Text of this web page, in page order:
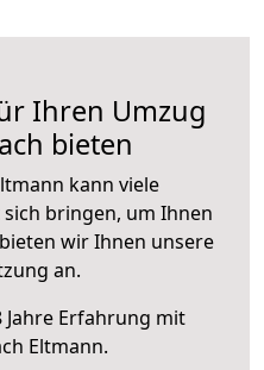
Ihren Umzug
bieten
kann viele
bringen, um Ihnen
wir Ihnen unsere
an.
Erfahrung mit
Eltmann.